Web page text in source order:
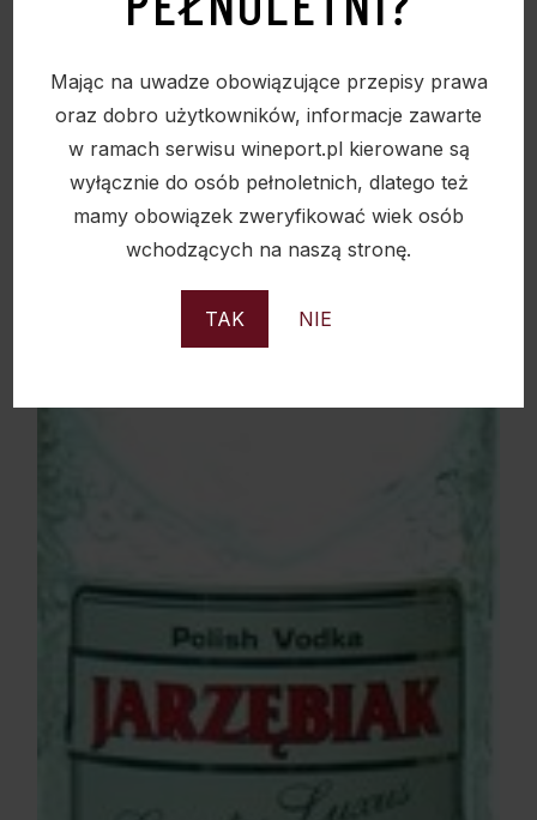
Mając na uwadze obowiązujące przepisy prawa
oraz dobro użytkowników, informacje zawarte
w ramach serwisu wineport.pl kierowane są
wyłącznie do osób pełnoletnich, dlatego też
mamy obowiązek zweryfikować wiek osób
wchodzących na naszą stronę.
TAK NIE